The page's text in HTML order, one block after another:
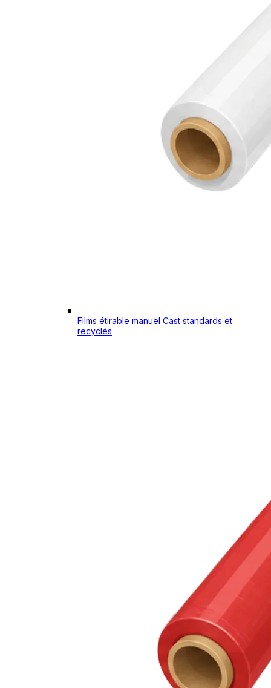
Films étirable manuel Cast standards et
recyclés